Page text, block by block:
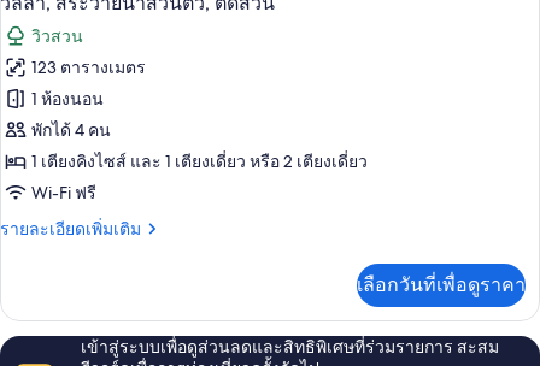
เหนือ
ระดับ
น้ำ
ภาพถ่าย
ทั้งหมด
ของ
วิลล่า,
สระ
ว่าย
น้ำ
ตัว,
ติด
วิวสวน
123 ตารางเมตร
1 ห้องนอน
พักได้ 4 คน
1 เตียงคิงไซส์ และ 1 เตียงเดี่ยว หรือ 2 เตียงเดี่ยว
Wi-Fi ฟรี
รายละเอียดเพิ่มเติม
ราย
เกี่ยว
กับ
วิลล่า,
เลือกวันที่เพื่อดูราคา
เข้าสู่ระบบเพื่อดูส่วนลดและสิทธิพิเศษที่ร่วมรายการ สะสม